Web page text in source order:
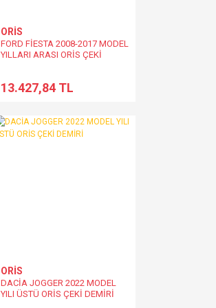
ORİS
FORD FİESTA 2008-2017 MODEL
YILLARI ARASI ORİS ÇEKİ
13.427,84 TL
ORİS
DACİA JOGGER 2022 MODEL
YILI ÜSTÜ ORİS ÇEKİ DEMİRİ